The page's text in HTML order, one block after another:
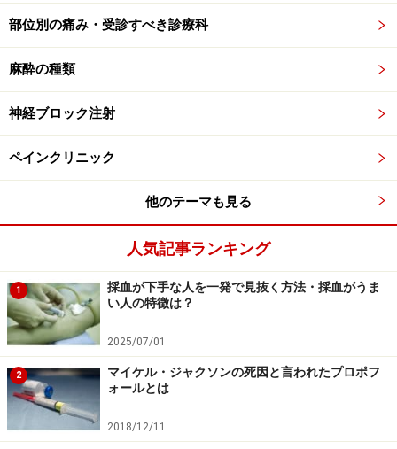
3. 親指爪刺激法
注射の痛みを、他の痛みで紛らせる方法です。冗談のよ
うに聞こえるかもしれませんが、これは「広汎性侵害抑
です。注射される腕と反対側の人差し指の爪先で、親指
の爪のつけ根をギューッと押さえてみましょう。強い痛
みであるほど、DNICの効果が期待できます。DNICの鎮
痛方法は、爪でなくても全身のどこに痛みを加えても作
用します。注射の痛みを軽減できるのは、他の部位に痛
には効果があるでしょう。
4. ストレス鎮痛法
「「全集中！」で痛みが消える？ 子どもの予防接種で有
効な声かけ」記事で詳しくご紹介した、子どもたちが
『鬼滅の刃』の技名で痛みを和らげる方法に相当するも
のです。2の副交感神経を活性化する方法とは逆に、交
感神経を高揚させる方法です。
部位別の痛み・受診すべき診療科
麻酔の種類
神経ブロック注射
ペインクリニック
他のテーマも見る
人気記事ランキング
1
採血が下手な人を一発で見抜く方法・採血がうま
い人の特徴は？
2025/07/01
2
マイケル・ジャクソンの死因と言われたプロポフ
ォールとは
2018/12/11